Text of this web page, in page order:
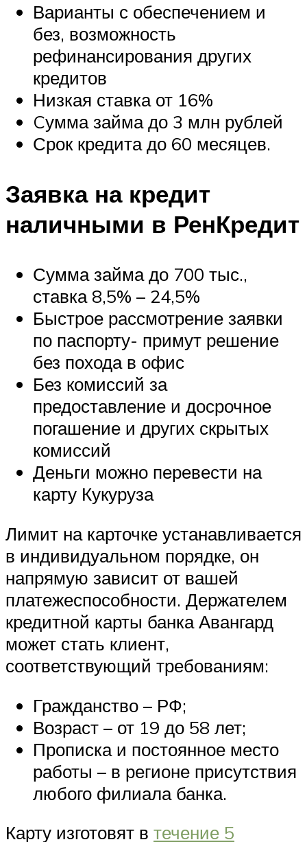
Варианты с обеспечением и
без, возможность
рефинансирования других
кредитов
Низкая ставка от 16%
Cумма займа до 3 млн рублей
Срок кредита до 60 месяцев.
Заявка на кредит
наличными в РенКредит
Сумма займа до 700 тыс.,
ставка 8,5% – 24,5%
Быстрое рассмотрение заявки
по паспорту- примут решение
без похода в офис
Без комиссий за
предоставление и досрочное
погашение и других скрытых
комиссий
Деньги можно перевести на
карту Кукуруза
Лимит на карточке устанавливается
в индивидуальном порядке, он
напрямую зависит от вашей
платежеспособности. Держателем
кредитной карты банка Авангард
может стать клиент,
соответствующий требованиям:
Гражданство – РФ;
Возраст – от 19 до 58 лет;
Прописка и постоянное место
работы – в регионе присутствия
любого филиала банка.
Карту изготовят в течение 5